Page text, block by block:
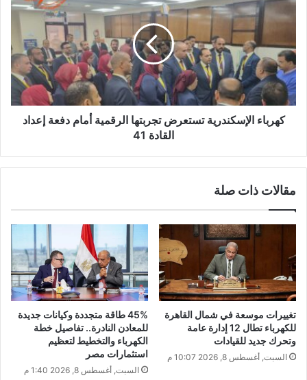
كهرباء الإسكندرية تستعرض تجربتها الرقمية أمام دفعة إعداد
القادة 41
مقالات ذات صلة
تغييرات موسعة في شمال القاهرة
للكهرباء تطال 12 إدارة عامة
وتحرك جديد للقيادات
السبت, أغسطس 8, 2026 10:07 م
45% طاقة متجددة وكيانات جديدة
للمعادن النادرة.. تفاصيل خطة
الكهرباء والتخطيط لتعظيم
استثمارات مصر
السبت, أغسطس 8, 2026 1:40 م